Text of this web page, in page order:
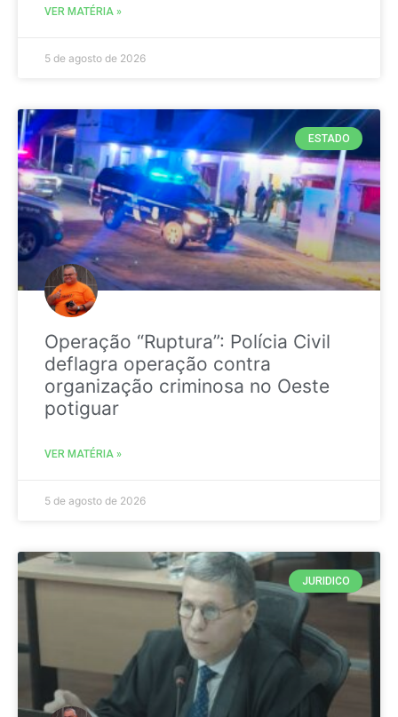
VER MATÉRIA »
5 de agosto de 2026
ESTADO
Operação “Ruptura”: Polícia Civil
deflagra operação contra
organização criminosa no Oeste
potiguar
VER MATÉRIA »
5 de agosto de 2026
JURIDICO